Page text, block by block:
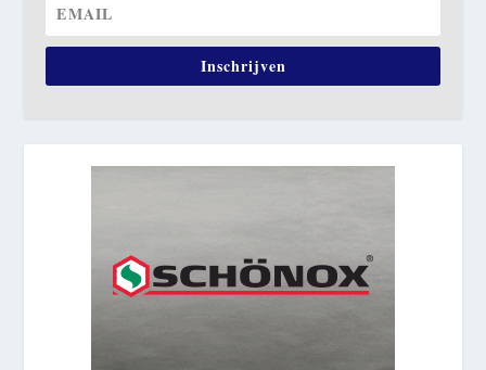
Inschrijven